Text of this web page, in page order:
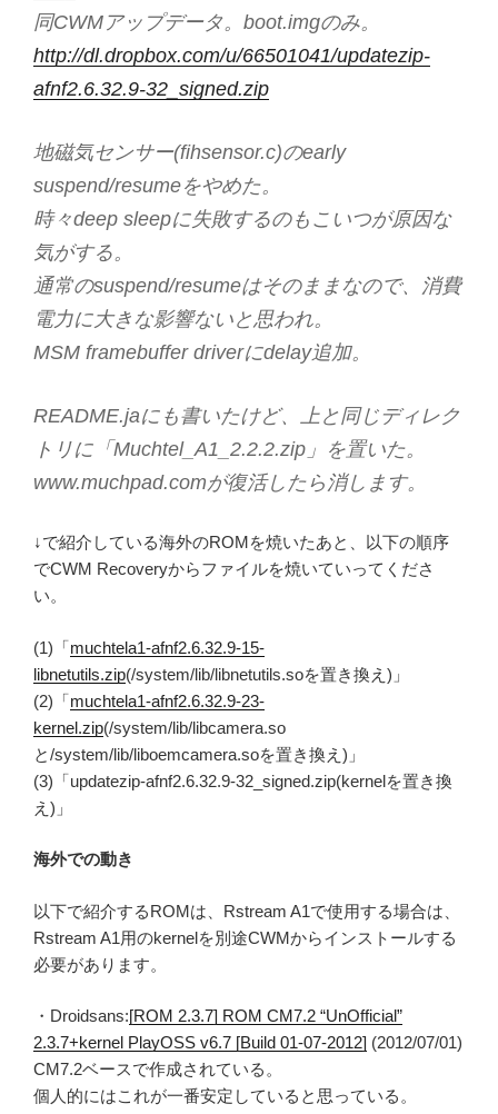
同CWMアップデータ。boot.imgのみ。
http://dl.dropbox.com/u/66501041/updatezip-
afnf2.6.32.9-32_signed.zip
地磁気センサー(fihsensor.c)のearly
suspend/resumeをやめた。
時々deep sleepに失敗するのもこいつが原因な
気がする。
通常のsuspend/resumeはそのままなので、消費
電力に大きな影響ないと思われ。
MSM framebuffer driverにdelay追加。
README.jaにも書いたけど、上と同じディレク
トリに「Muchtel_A1_2.2.2.zip」を置いた。
www.muchpad.comが復活したら消します。
↓で紹介している海外のROMを焼いたあと、以下の順序
でCWM Recoveryからファイルを焼いていってくださ
い。
(1)「muchtela1-afnf2.6.32.9-15-
libnetutils.zip(/system/lib/libnetutils.soを置き換え)」
(2)「muchtela1-afnf2.6.32.9-23-
kernel.zip(/system/lib/libcamera.so
と/system/lib/liboemcamera.soを置き換え)」
(3)「updatezip-afnf2.6.32.9-32_signed.zip(kernelを置き換
え)」
海外での動き
以下で紹介するROMは、Rstream A1で使用する場合は、
Rstream A1用のkernelを別途CWMからインストールする
必要があります。
・Droidsans:[ROM 2.3.7] ROM CM7.2 “UnOfficial”
2.3.7+kernel PlayOSS v6.7 [Build 01-07-2012] (2012/07/01)
CM7.2ベースで作成されている。
個人的にはこれが一番安定していると思っている。